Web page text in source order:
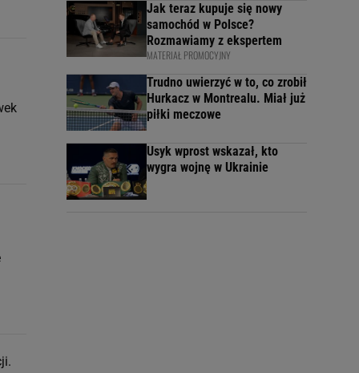
Jak teraz kupuje się nowy
samochód w Polsce?
Rozmawiamy z ekspertem
MATERIAŁ PROMOCYJNY
Trudno uwierzyć w to, co zrobił
Hurkacz w Montrealu. Miał już
piłki meczowe
Usyk wprost wskazał, kto
wygra wojnę w Ukrainie